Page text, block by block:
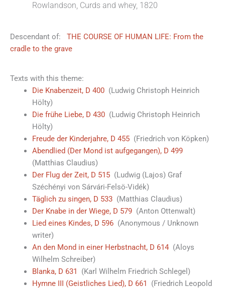
Rowlandson, Curds and whey, 1820
Descendant of:
THE COURSE OF HUMAN LIFE: From the
cradle to the grave
Texts with this theme:
Die Knabenzeit, D 400(Ludwig Christoph Heinrich
Hölty)
Die frühe Liebe, D 430(Ludwig Christoph Heinrich
Hölty)
Freude der Kinderjahre, D 455(Friedrich von Köpken)
Abendlied (Der Mond ist aufgegangen), D 499
(Matthias Claudius)
Der Flug der Zeit, D 515(Ludwig (Lajos) Graf
Széchényi von Sárvári-Felsö-Vidék)
Täglich zu singen, D 533(Matthias Claudius)
Der Knabe in der Wiege, D 579(Anton Ottenwalt)
Lied eines Kindes, D 596(Anonymous / Unknown
writer)
An den Mond in einer Herbstnacht, D 614(Aloys
Wilhelm Schreiber)
Blanka, D 631 (Karl Wilhelm Friedrich Schlegel)
Hymne III (Geistliches Lied), D 661 (Friedrich Leopold